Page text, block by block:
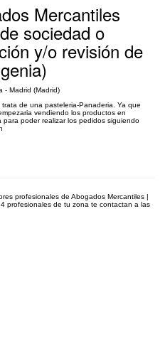
Mercantiles
sociedad o
y/o revisión de
- Madrid (Madrid)
de una pasteleria-Panaderia. Ya que
vendiendo los productos en
poder realizar los pedidos siguiendo
profesionales de Abogados Mercantiles |
profesionales de tu zona te contactan a las